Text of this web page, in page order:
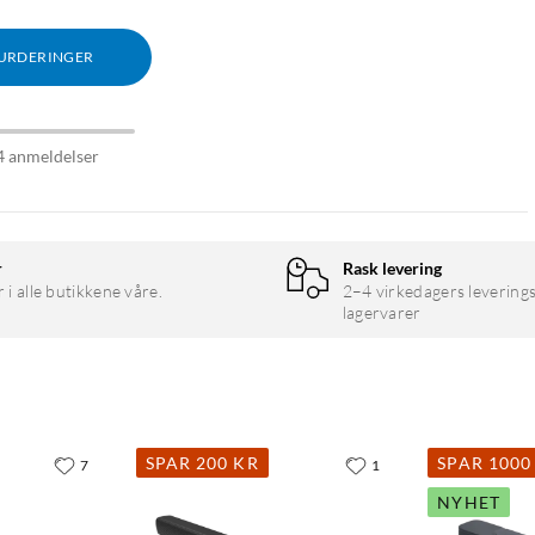
anmeldelser
i alle butikkene våre.
Rask levering
2–4 virkedagers
lagervarer
7 SPAR 200 KR 1
SPAR 1000
NYHET